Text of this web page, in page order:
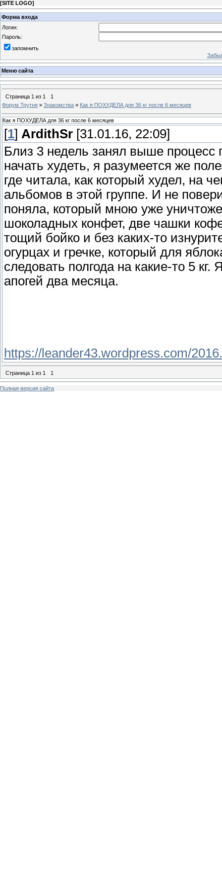
[SITE LOGO]
Форма входа
Логин:
Пароль:
запомнить
Меню сайта
Страница 1 из 1
1
Форум Трутня » Знакомства » Как я ПОХУДЕЛА для 36 кг после 6 месяцев
Как я ПОХУДЕЛА для 36 кг после 6 месяцев
[1] ArdithSr [31.01.16, 22:09]
Близ 3 недель занял выше процесс
начать худеть, я разумеется же
где читала, как который худел, на
альбомов в этой группе. И не
поняла, который мною уже
шоколадных конфет, две чашки
тощий бойко и без каких-то
огурцах и гречке, который для
следовать полгода на какие-то 5
апогей два месяца.
https://leander43.wordpress.com/
Страница 1 из 1 1
Полная версия сайта